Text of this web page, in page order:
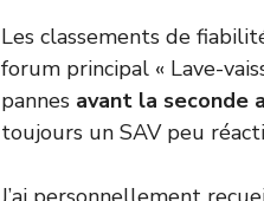
Les classements de
forum principal « Lave-
pannes avant la seconde
toujours un SAV peu